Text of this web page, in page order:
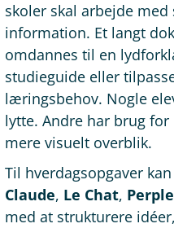
skoler skal arbejde
information. Et langt
omdannes til en
studieguide eller
læringsbehov. Nogle
lytte. Andre har brug
mere visuelt overblik.
Til hverdagsopgaver
Claude, Le Chat,
med at strukturere